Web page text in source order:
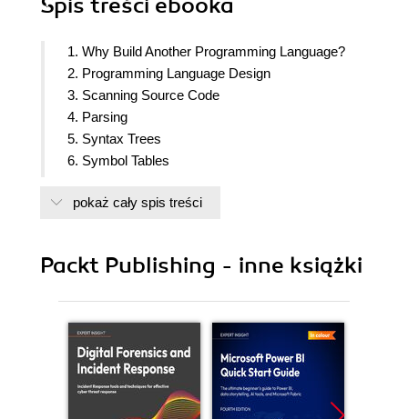
1. Why Build Another Programming Language?
2. Programming Language Design
3. Scanning Source Code
4. Parsing
5. Syntax Trees
6. Symbol Tables
8. Checking Types on Arrays, Method Calls, and
10. Syntax Coloring in an IDE
13. Generating Bytecode
14. Native Code Generation
15. Implementing Operators and Built-In Functions
16. Domain Control Structures
pokaż cały spis treści
Packt Publishing - inne książki